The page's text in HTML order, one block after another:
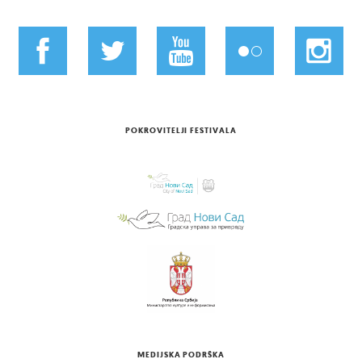
POKROVITELJI FESTIVALA
MEDIJSKA PODRŠKA